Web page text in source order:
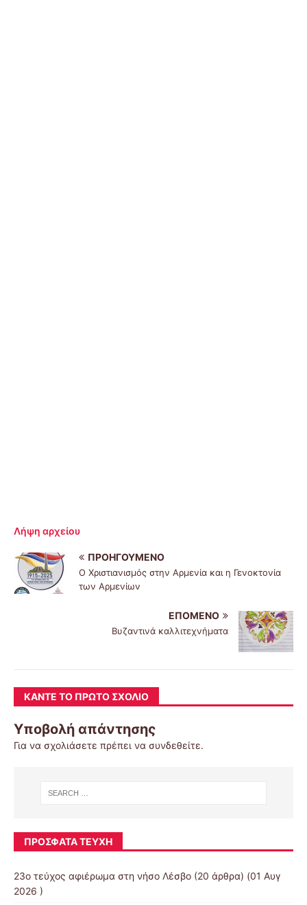
Λήψη αρχείου
ΠΡΟΗΓΟΎΜΕΝΟ
Ο Χριστιανισμός στην Αρμενία και η Γενοκτονία
των Αρμενίων
ΕΠΌΜΕΝΟ
Βυζαντινά καλλιτεχνήματα
ΚΆΝΤΕ ΤΟ ΠΡΏΤΟ ΣΧΌΛΙΟ
Υποβολή απάντησης
Για να σχολιάσετε πρέπει να συνδεθείτε.
ΠΡΌΣΦΑΤΑ ΤΕΎΧΗ
23ο τεύχος αφιέρωμα στη νήσο Λέσβο (20 άρθρα) (01 Αυγ
2026 )